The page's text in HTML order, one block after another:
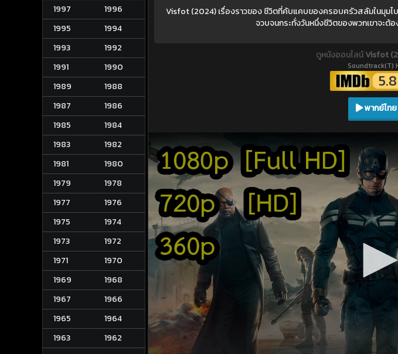
1997
1996
1995
1994
1993
1992
1991
1990
1989
1988
1987
1986
1985
1984
1983
1982
1981
1980
1979
1978
1977
1976
1975
1974
1973
1972
1971
1970
1969
1968
1967
1966
1965
1964
1963
1962
Visfot (2024) เรื่องราวของ ชีวิตที่คับแคบของครอบครัวสลัมในมุม
จวบจนกระทั่งวันหนึ่งชีวิตของพวกเขาจะต้
ดูหนังออนไลน์Visfot
Soundtrack(T)
5.8
พากย์ไทย